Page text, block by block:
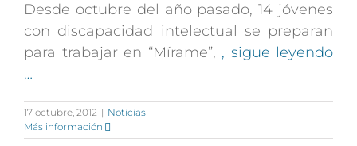
Desde octubre del año pasado, 14 jóvenes
con discapacidad intelectual se preparan
para trabajar en “Mírame”, , sigue leyendo
…
17 octubre, 2012 | Noticias
Más información